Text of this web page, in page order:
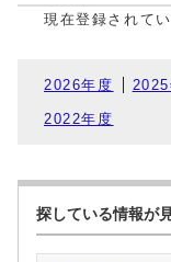
現在登録されて
2026年度
2022年度
探している情報が